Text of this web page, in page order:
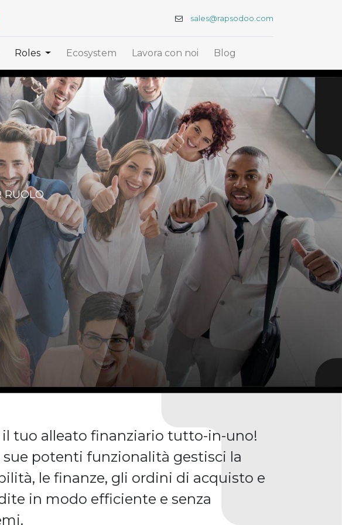
sales@rapsodoo.com
Roles Ecosystem Lavora con noi Blog
RUOLO
il tuo alleato finanziario tutto-in-uno!
sue potenti funzionalità gestisci la
le finanze, gli ordini di acquisto e
in modo efficiente e senza